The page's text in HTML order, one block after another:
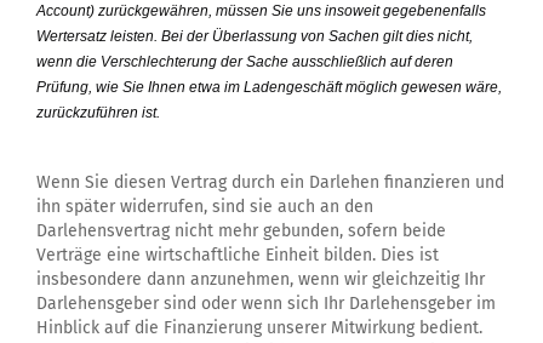
Account) zurückgewähren, müssen Sie uns insoweit gegebenenfalls
Wertersatz leisten. Bei der Überlassung von Sachen gilt dies nicht,
wenn die Verschlechterung der Sache ausschließlich auf deren
Prüfung, wie Sie Ihnen etwa im Ladengeschäft möglich gewesen wäre,
zurückzuführen ist.
Wenn Sie diesen Vertrag durch ein Darlehen finanzieren und
ihn später widerrufen, sind sie auch an den
Darlehensvertrag nicht mehr gebunden, sofern beide
Verträge eine wirtschaftliche Einheit bilden. Dies ist
insbesondere dann anzunehmen, wenn wir gleichzeitig Ihr
Darlehensgeber sind oder wenn sich Ihr Darlehensgeber im
Hinblick auf die Finanzierung unserer Mitwirkung bedient.